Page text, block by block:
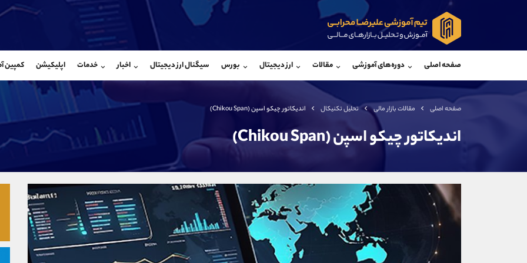
صفحه اصلی دوره‌های آموزشی مقالات ارز دیجیتال بورس سیگنال ارز دیجیتال اخبار خدمات اپلیکیشن کمپین
صفحه اصلی مقالات بازار مالی تحلیل تکنیکال اندیکاتور چیکو اسپن (Chikou Span)
اندیکاتور چیکو اسپن (Chikou Span)
واتساپ شروع گفتگو
تلگرام @Armteam_admin_33
@Armteam_admin_104 تلگرام
تلفن
بدون پیش شماره
اینستاگرام
کانال تلگرام
کانال بله